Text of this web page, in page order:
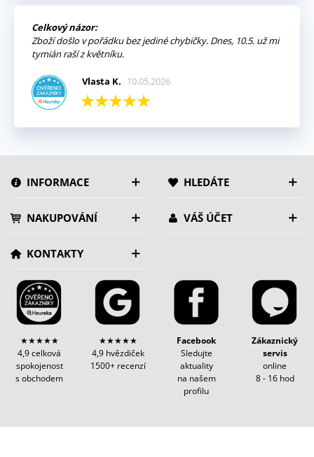
Celkový názor:
Zboží došlo v pořádku bez jediné chybičky. Dnes, 10.5. už mi
tymián raší z květníku.
Vlasta K. 10.05.2026
INFORMACE HLEDÁTE
NAKUPOVÁNÍ VÁŠ ÚČET
KONTAKTY
★★★★★
4,9 celková
spokojenost
s obchodem
★★★★★
4,9 hvězdiček
1500+ recenzí
Facebook
Sledujte
aktuality
na našem
profilu
Zákaznický
servis
online
8 - 16 hod